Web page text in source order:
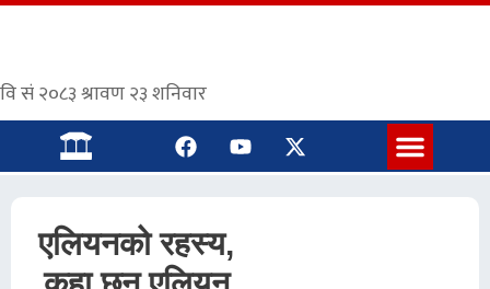
एलियनको रहस्य,